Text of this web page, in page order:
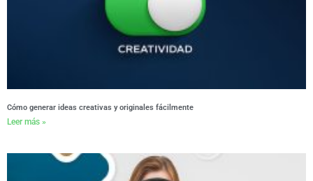
Cómo generar ideas creativas y originales fácilmente
Leer más »